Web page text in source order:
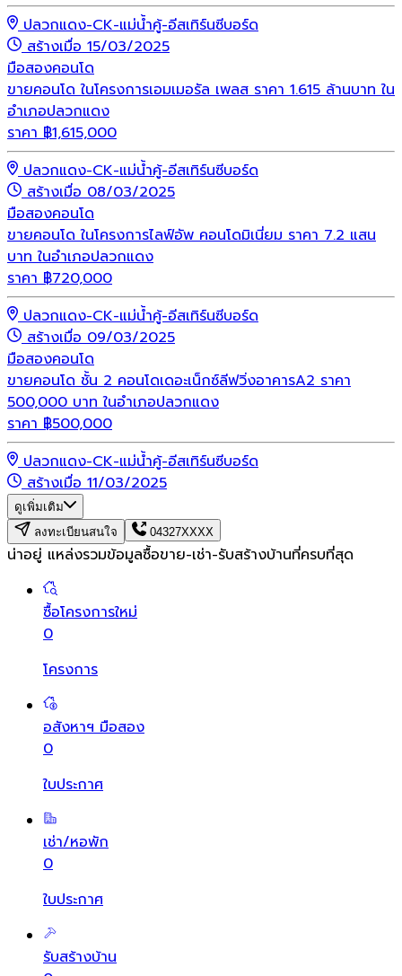
ปลวกแดง-CK-แม่น้ำคู้-อีสเทิร์นซีบอร์ด
สร้างเมื่อ 15/03/2025
มือสองคอนโด
ขายคอนโด ในโครงการเอมเมอรัล เพลส ราคา 1.615 ล้านบาท ใน
อำเภอปลวกแดง
ราคา ฿1,615,000
ปลวกแดง-CK-แม่น้ำคู้-อีสเทิร์นซีบอร์ด
สร้างเมื่อ 08/03/2025
มือสองคอนโด
ขายคอนโด ในโครงการไลฟ์อัพ คอนโดมิเนี่ยม ราคา 7.2 แสน
บาท ในอำเภอปลวกแดง
ราคา ฿720,000
ปลวกแดง-CK-แม่น้ำคู้-อีสเทิร์นซีบอร์ด
สร้างเมื่อ 09/03/2025
มือสองคอนโด
ขายคอนโด ชั้น 2 คอนโดเดอะเน็กซ์ลีฟวิ่งอาคารA2 ราคา
500,000 บาท ในอำเภอปลวกแดง
ราคา ฿500,000
ปลวกแดง-CK-แม่น้ำคู้-อีสเทิร์นซีบอร์ด
สร้างเมื่อ 11/03/2025
ดูเพิ่มเติม
ลงทะเบียนสนใจ
04327XXXX
น่าอยู่ แหล่งรวมข้อมูลซื้อขาย-เช่า-รับสร้างบ้านที่ครบที่สุด
ซื้อโครงการใหม่
0
โครงการ
อสังหาฯ มือสอง
0
ใบประกาศ
เช่า/หอพัก
0
ใบประกาศ
รับสร้างบ้าน